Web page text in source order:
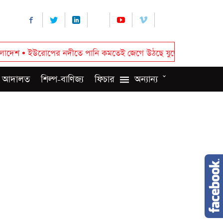
নদীতে পানি কমতেই জেগে উঠছে যুদ্ধের স্মৃতি•রাষ্ট্রপতি নির্বাচন:
শিল্প-বাণিজ্য ফিচার অন্যান্য